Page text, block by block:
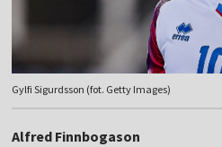
Gylfi Sigurdsson (fot. Getty Images)
Alfred Finnbogason